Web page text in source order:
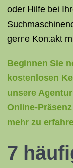
oder Hilfe bei
gerne Kontakt
Beginnen Sie
kostenlosen
unsere
Online-
mehr zu
7